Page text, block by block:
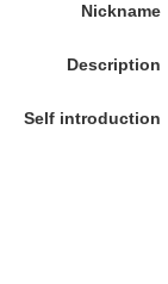
Nickname
Description
Self introduction